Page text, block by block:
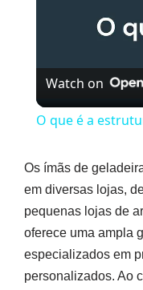
Watch on
O que é a
Os ímãs de
em diversas lojas,
pequenas lojas de
oferece uma ampla
especializados em
personalizados. Ao